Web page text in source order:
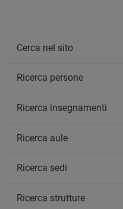
Cerca nel sito
Ricerca persone
Ricerca insegnamenti
Ricerca aule
Ricerca sedi
Ricerca strutture